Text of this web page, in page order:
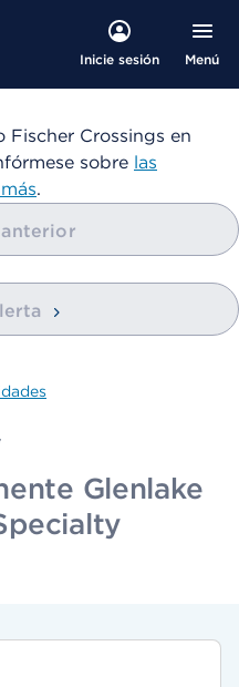
Inicie sesión Menú
Fischer Crossings en
sobre las
.
Glenlake